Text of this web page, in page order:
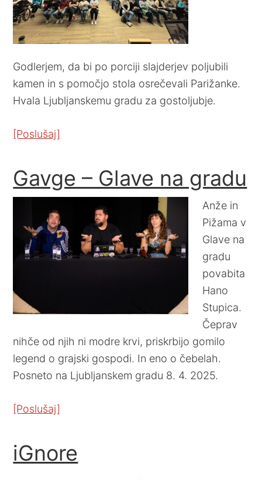
Godlerjem, da bi po porciji slajderjev poljubili
kamen in s pomočjo stola osrečevali Parižanke.
Hvala Ljubljanskemu gradu za gostoljubje.
[Poslušaj]
Gavge – Glave na gradu
Anže in
Pižama v
Glave na
gradu
povabita
Hano
Stupica.
Čeprav
nihče od njih ni modre krvi, priskrbijo gomilo
legend o grajski gospodi. In eno o čebelah.
Posneto na Ljubljanskem gradu 8. 4. 2025.
[Poslušaj]
iGnore